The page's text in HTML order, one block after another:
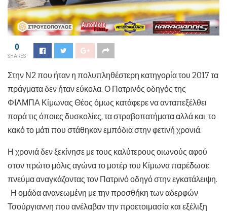
0
SHARES
Στην Ν2 που ήταν η πολυπληθέστερη κατηγορία του 2017 τα
πράγματα δεν ήταν εύκολα. Ο Πατρινός οδηγός της
ΦΙΛΜΠΑ Κίμωνας Θέος όμως κατάφερε να ανταπεξέλθει
παρά τις όποιες δυσκολίες, τα στραβοπατήματα αλλά και το
κακό το μάτι που στάθηκαν εμπόδια στην φετινή χρονιά.
Η χρονιά δεν ξεκίνησε με τους καλύτερους οιωνούς αφού
στον πρώτο μόλις αγώνα το μοτέρ του Κίμωνα παρέδωσε
πνεύμα αναγκάζοντας τον Πατρινό οδηγό στην εγκατάλειψη.
Η ομάδα ανανεωμένη με την προσθήκη των αδερφών
Τσούργιαννη που ανέλαβαν την προετοιμασία και εξέλιξη